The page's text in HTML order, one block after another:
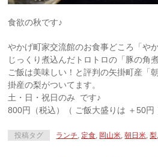
食欲の秋です♪
やかげ町家交流館のお食事どころ「や
じっくり煮込んだトロトロの「豚の角煮
ご飯は美味しい！と評判の矢掛町産「
掛産の梨がついてます。
土・日・祝日のみ です♪
800円（税込）（ ご飯大盛りは ＋50円
投稿タグ ランチ, 定食, 岡山米,朝日米,梨